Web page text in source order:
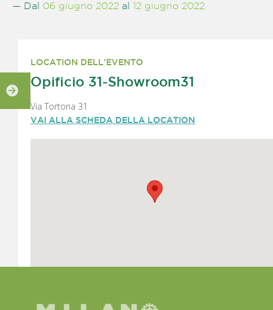
— Dal 06 giugno 2022 al 12 giugno 2022
LOCATION DELL'EVENTO
Opificio 31-Showroom31
Via Tortona 31
VAI ALLA SCHEDA DELLA LOCATION